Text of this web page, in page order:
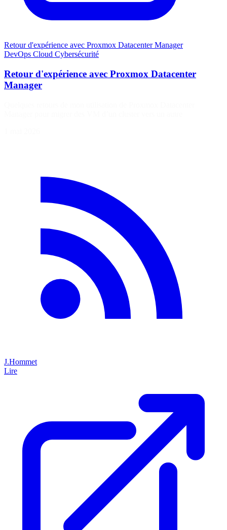
Retour d'expérience avec Proxmox Datacenter Manager
DevOps Cloud Cybersécurité
Retour d'expérience avec Proxmox Datacenter
Manager
J.Hommet
Lire